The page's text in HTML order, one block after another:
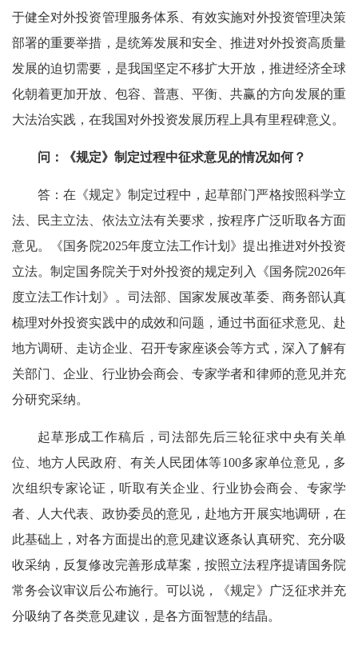
于健全对外投资管理服务体系、有效实施对外投资管理决策
部署的重要举措，是统筹发展和安全、推进对外投资高质量
发展的迫切需要，是我国坚定不移扩大开放，推进经济全球
化朝着更加开放、包容、普惠、平衡、共赢的方向发展的重
大法治实践，在我国对外投资发展历程上具有里程碑意义。
问：《规定》制定过程中征求意见的情况如何？
答：在《规定》制定过程中，起草部门严格按照科学立
法、民主立法、依法立法有关要求，按程序广泛听取各方面
意见。《国务院2025年度立法工作计划》提出推进对外投资
立法。制定国务院关于对外投资的规定列入《国务院2026年
度立法工作计划》。司法部、国家发展改革委、商务部认真
梳理对外投资实践中的成效和问题，通过书面征求意见、赴
地方调研、走访企业、召开专家座谈会等方式，深入了解有
关部门、企业、行业协会商会、专家学者和律师的意见并充
分研究采纳。
起草形成工作稿后，司法部先后三轮征求中央有关单
位、地方人民政府、有关人民团体等100多家单位意见，多
次组织专家论证，听取有关企业、行业协会商会、专家学
者、人大代表、政协委员的意见，赴地方开展实地调研，在
此基础上，对各方面提出的意见建议逐条认真研究、充分吸
收采纳，反复修改完善形成草案，按照立法程序提请国务院
常务会议审议后公布施行。可以说，《规定》广泛征求并充
分吸纳了各类意见建议，是各方面智慧的结晶。